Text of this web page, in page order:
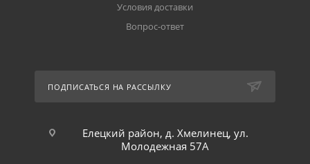
Условия доставки
Вопрос-ответ
ПОДПИСАТЬСЯ НА РАССЫЛКУ
Елецкий район, д. Хмелинец, ул.
Молодежная 57А